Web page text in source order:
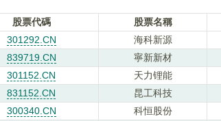
股票代碼 股票名稱
301292.CN 海科新源
839719.CN 寧新新材
301152.CN 天力锂能
831152.CN 昆工科技
300340.CN 科恒股份